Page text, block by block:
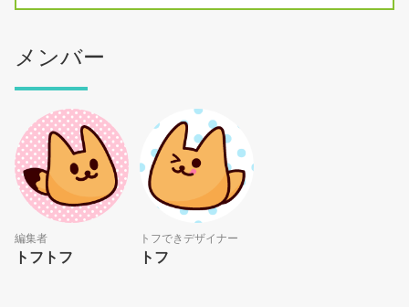
メンバー
編集者
トフトフ
トフできデザイナー
トフ